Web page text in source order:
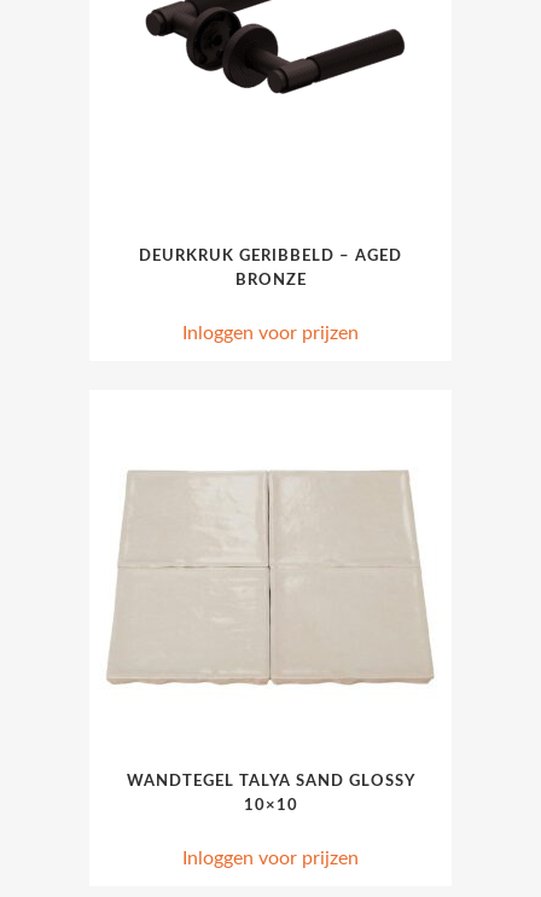
DEURKRUK GERIBBELD – AGED
BRONZE
Inloggen voor prijzen
WANDTEGEL TALYA SAND GLOSSY
10×10
Inloggen voor prijzen